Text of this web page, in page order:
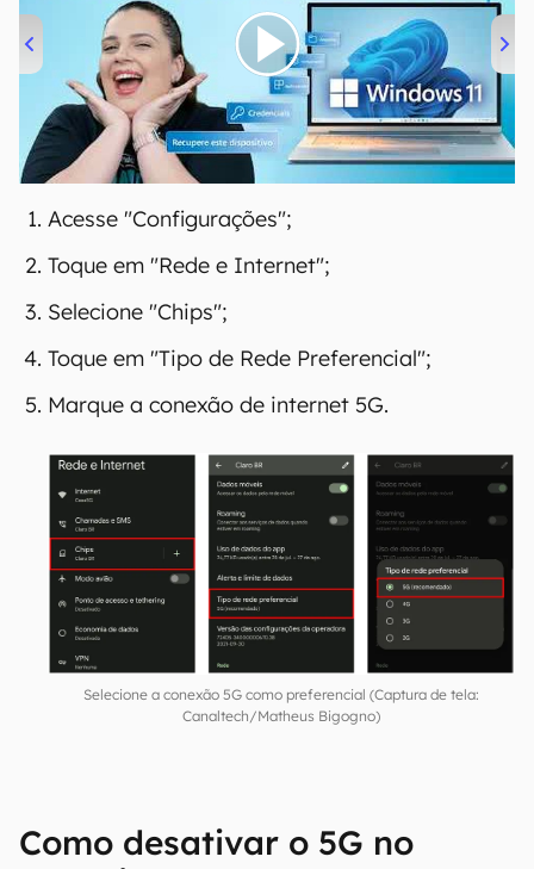
00:00 04:52
Acesse "Configurações";
Toque em "Rede e Internet";
Selecione "Chips";
Toque em "Tipo de Rede Preferencial";
Marque a conexão de internet 5G.
Selecione a conexão 5G como preferencial (Captura de tela:
Canaltech/Matheus Bigogno)
Como desativar o 5G no